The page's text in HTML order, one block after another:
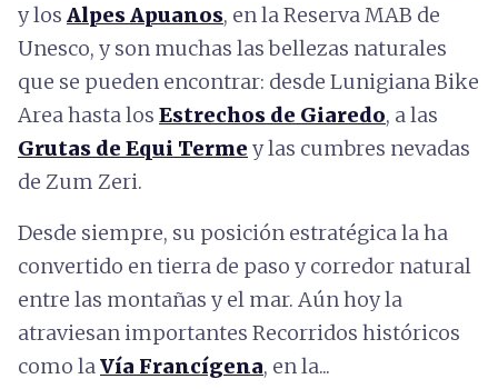
y los Alpes Apuanos, en la Reserva MAB de
Unesco, y son muchas las bellezas naturales
que se pueden encontrar: desde Lunigiana Bike
Area hasta los Estrechos de Giaredo, a las
Grutas de Equi Terme y las cumbres nevadas
de Zum Zeri.
Desde siempre, su posición estratégica la ha
convertido en tierra de paso y corredor natural
entre las montañas y el mar. Aún hoy la
atraviesan importantes Recorridos históricos
como laVía Francígena, en la...